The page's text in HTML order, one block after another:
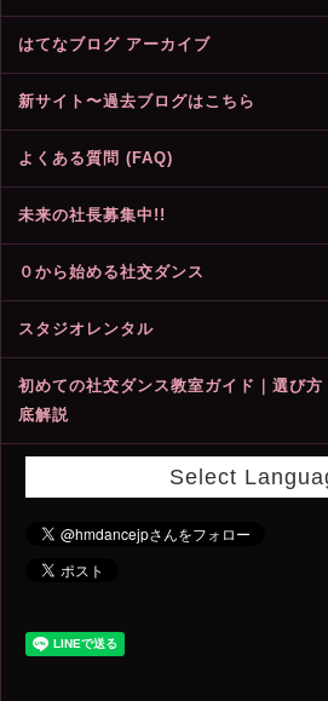
はてなブログ アーカイブ
新サイト〜過去ブログはこちら
よくある質問 (FAQ)
未来の社長募集中!!
０から始める社交ダンス
スタジオレンタル
初めての社交ダンス教室ガイド｜選び
底解説
Select